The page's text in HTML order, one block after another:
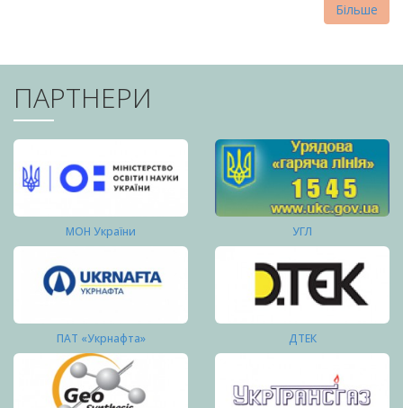
Більше
ПАРТНЕРИ
МОН України УГЛ
ПАТ «Укрнафта» ДТЕК